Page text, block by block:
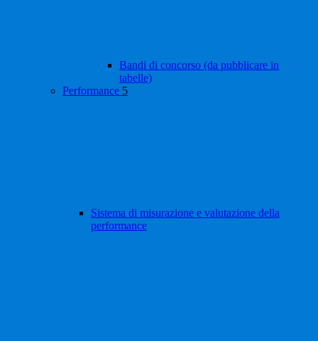
Bandi di concorso (da pubblicare in
tabelle)
Performance 5
Sistema di misurazione e valutazione della
performance